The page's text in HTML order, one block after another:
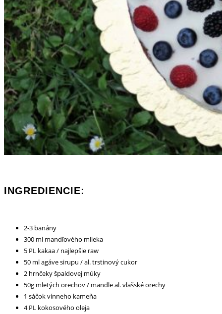
INGREDIENCIE:
2-3 banány
300 ml mandľového mlieka
5 PL kakaa / najlepšie raw
50 ml agáve sirupu / al. trstinový cukor
2 hrnčeky špaldovej múky
50g mletých orechov / mandle al. vlašské orechy
1 sáčok vínneho kameňa
4 PL kokosového oleja